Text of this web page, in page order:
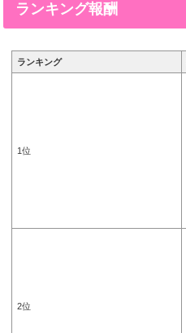
ランキング報酬
ランキング
1位
2位